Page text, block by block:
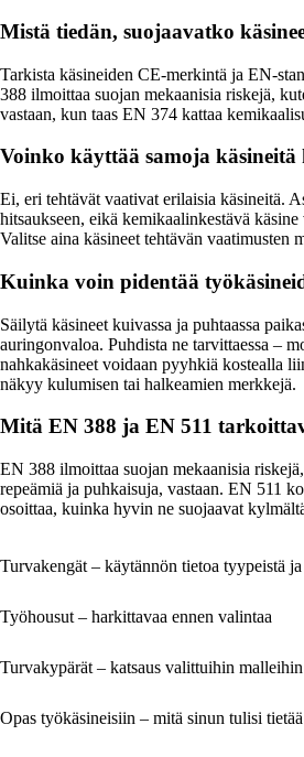
Mistä tiedän, suojaavatko
Tarkista käsineiden CE-merkintä ja EN-
388 ilmoittaa suojan mekaanisia riskejä,
vastaan, kun taas EN 374 kattaa
Voinko käyttää samoja
Ei, eri tehtävät vaativat erilaisia käsineitä.
hitsaukseen, eikä kemikaalinkestävä
Valitse aina käsineet tehtävän vaatimusten
Kuinka voin pidentää
Säilytä käsineet kuivassa ja puhtaassa
auringonvaloa. Puhdista ne tarvittaessa –
nahkakäsineet voidaan pyyhkiä kostealla
näkyy kulumisen tai halkeamien merkkejä.
Mitä EN 388 ja EN 511
EN 388 ilmoittaa suojan mekaanisia
repeämiä ja puhkaisuja, vastaan. EN 511
osoittaa, kuinka hyvin ne suojaavat
Turvakengät – käytännön tietoa tyypeistä
Työhousut – harkittavaa ennen valintaa
Turvakypärät – katsaus valittuihin malleihin
Opas työkäsineisiin – mitä sinun tulisi